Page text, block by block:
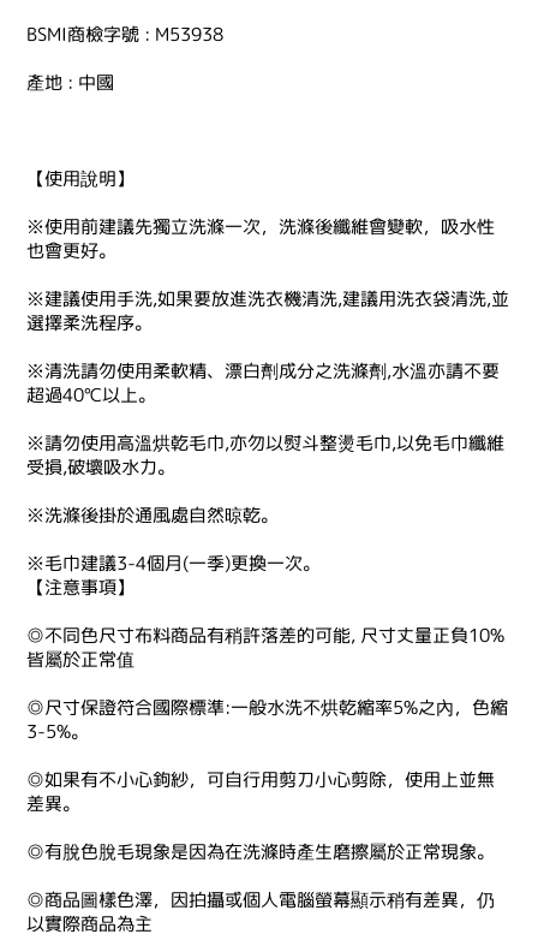
BSMI商檢字號 : M53938
產地 : 中國
【使用說明】
※使用前建議先獨立洗滌一次，洗滌後纖維會變軟，吸水性
也會更好。
※建議使用手洗,如果要放進洗衣機清洗,建議用洗衣袋清洗,並
選擇柔洗程序。
※清洗請勿使用柔軟精、漂白劑成分之洗滌劑,水溫亦請不要
超過40℃以上。
※請勿使用高溫烘乾毛巾,亦勿以熨斗整燙毛巾,以免毛巾纖維
受損,破壞吸水力。
※洗滌後掛於通風處自然晾乾。
※毛巾建議3-4個月(一季)更換一次。
【注意事項】
◎不同色尺寸布料商品有稍許落差的可能, 尺寸丈量正負10%
皆屬於正常值
◎尺寸保證符合國際標準:一般水洗不烘乾縮率5%之內，色縮
3-5%。
◎如果有不小心鉤紗，可自行用剪刀小心剪除，使用上並無
差異。
◎有脫色脫毛現象是因為在洗滌時產生磨擦屬於正常現象。
◎商品圖樣色澤，因拍攝或個人電腦螢幕顯示稍有差異，仍
以實際商品為主